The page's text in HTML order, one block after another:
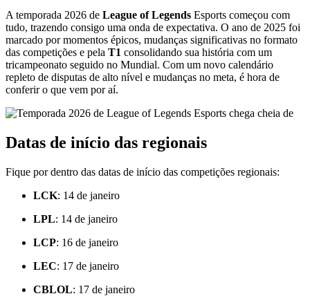
A temporada 2026 de League of Legends Esports começou com
tudo, trazendo consigo uma onda de expectativa. O ano de 2025 foi
marcado por momentos épicos, mudanças significativas no formato
das competições e pela T1 consolidando sua história com um
tricampeonato seguido no Mundial. Com um novo calendário
repleto de disputas de alto nível e mudanças no meta, é hora de
conferir o que vem por aí.
Datas de início das regionais
Fique por dentro das datas de início das competições regionais:
LCK: 14 de janeiro
LPL: 14 de janeiro
LCP: 16 de janeiro
LEC: 17 de janeiro
CBLOL: 17 de janeiro